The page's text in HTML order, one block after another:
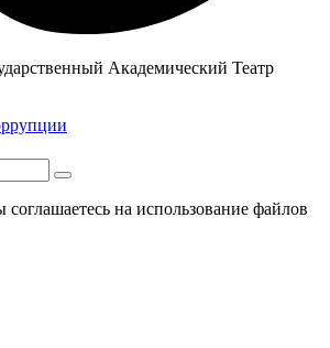
Академический Театр
соглашаетесь на использование файлов